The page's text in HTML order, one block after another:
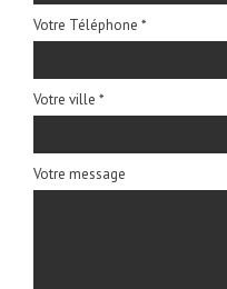
Votre Téléphone *
Votre ville *
Votre message